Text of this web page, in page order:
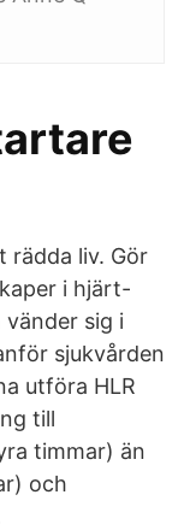
rädda liv. Gör
i hjärt-
sig i
sjukvården
utföra HLR
till
timmar) än
och